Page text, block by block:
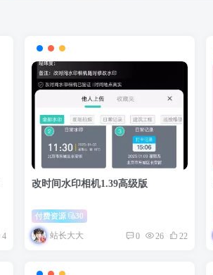
4
改时间水印相机1.39高级版
付费资源 30
站长大大 0 26 22